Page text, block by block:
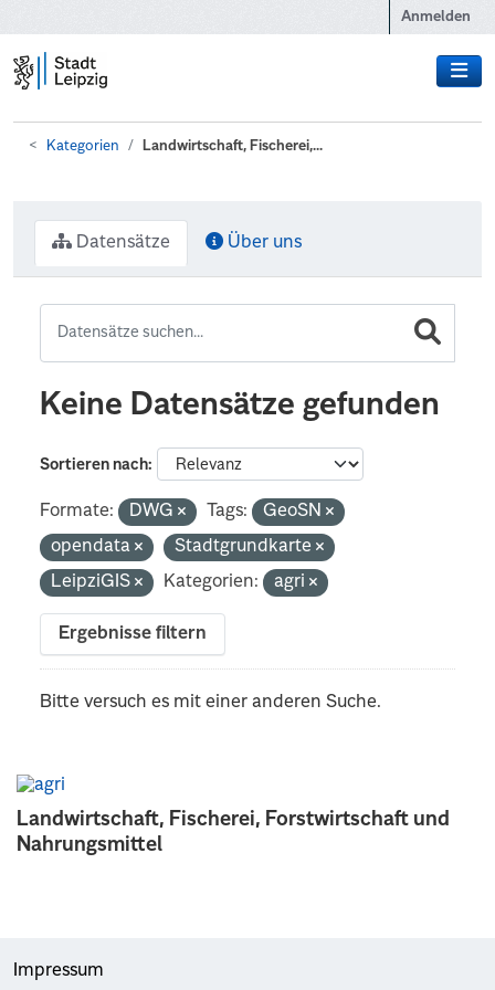
Anmelden
Kategorien Landwirtschaft, Fischerei,...
Landwirtschaft, Fischerei, Forstwirtschaft und
Nahrungsmittel
Datensätze Über uns
Keine Datensätze gefunden
Sortieren nach
Formate: DWG Tags:
GeoSN
opendata
Stadtgrundkarte
LeipziGIS
Kategorien: agri
Ergebnisse filtern
Bitte versuch es mit einer anderen Suche.
Impressum